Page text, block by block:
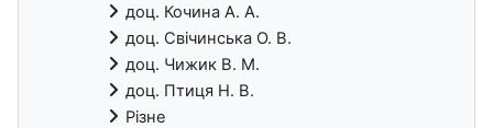
доц. Кочина А. А.
доц. Свічинська О. В.
доц. Чижик В. М.
доц. Птиця Н. В.
Різне